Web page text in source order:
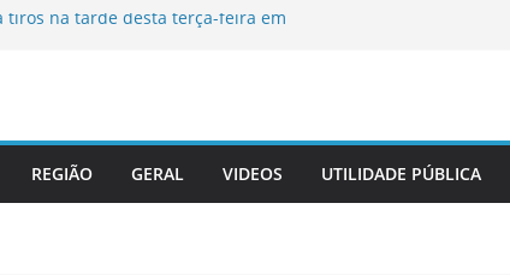
tiros na tarde desta terça-feira em
na Câmara Municipal de
REGIÃO GERAL VIDEOS UTILIDADE PÚBLICA